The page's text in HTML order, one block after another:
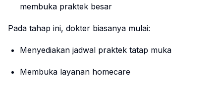
membuka praktek besar
Pada tahap ini, dokter biasanya mulai:
Menyediakan jadwal praktek tatap muka
Membuka layanan homecare